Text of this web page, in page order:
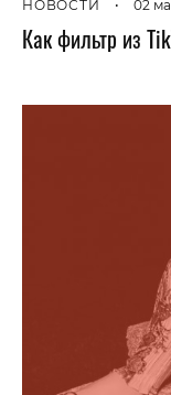
НОВОСТИ • 02
Как фильтр из